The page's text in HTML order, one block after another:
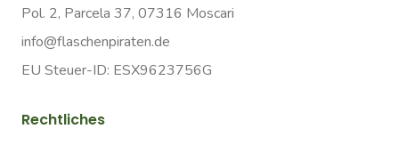
Pol. 2, Parcela 37, 07316 Moscari
info@flaschenpiraten.de
EU Steuer-ID: ESX9623756G
Rechtliches